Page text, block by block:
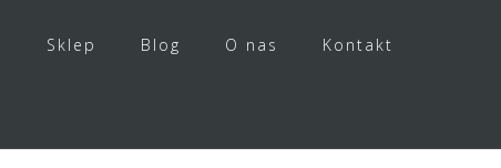
Sklep Blog O nas Kontakt